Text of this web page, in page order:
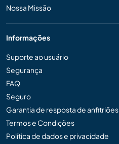
Nossa Missão
Informações
Suporte ao usuário
Segurança
FAQ
Seguro
Garantia de resposta de anfitriões
Termos e Condições
Política de dados e privacidade